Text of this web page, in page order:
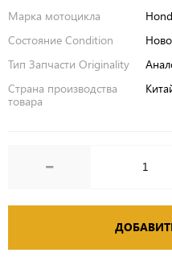
Марка мотоцикла
Состояние Condition
Тип Запчасти Originality
Страна производства
товара